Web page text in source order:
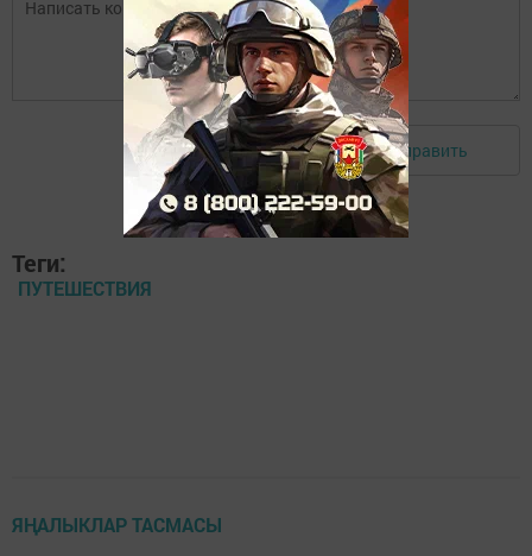
Авторизоваться Отправить
Теги:
ПУТЕШЕСТВИЯ
ЯҢАЛЫКЛАР ТАСМАСЫ